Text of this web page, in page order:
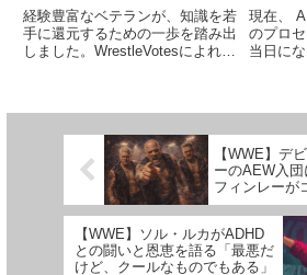
ていると報じられる。ベテ
ランのキャリアはどうな
る？
経験豊富なベテランが、知識を若
手に還元するための一歩を踏み出
しました。WrestleVotesによれ
るといいます...
リーク
らかに
現在、
のプロ
当日に
ーたち
【WWE】デ
ーのAEW入団
フィンレーが
つるんでる犬
ちまえ！」
【WWE】ソル・ルカがADHD
との闘いと恩恵を語る「最悪だ
けど、クールなものでもある」